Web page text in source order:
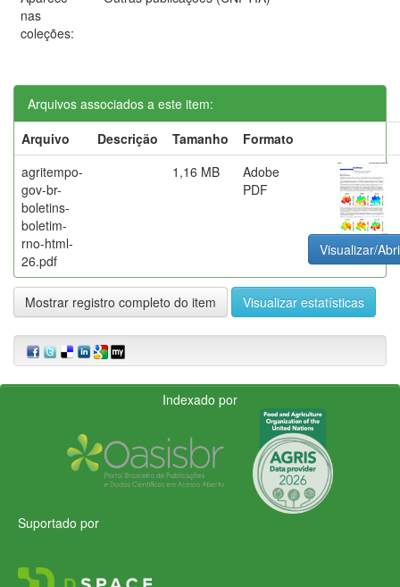
nas
coleções:
Arquivos associados a este item:
Arquivo
Descrição Tamanho
Formato
agritempo-
gov-br-
boletins-
boletim-
rno-html-
26.pdf
1,16 MB
Adobe
PDF
Visualizar/
Mostrar registro completo do item Visualizar estatísticas
Indexado por
Suportado por